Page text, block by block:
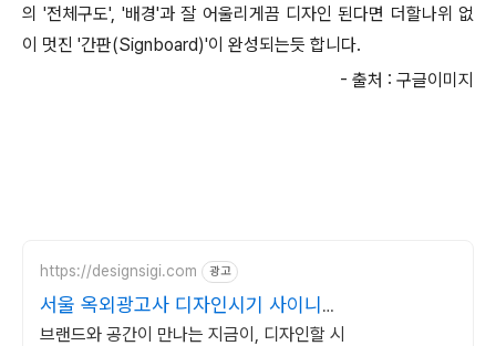
의 '전체구도', '배경'과 잘 어울리게끔 디자인 된다면 더할나위 없
이 멋진 '간판(Signboard)'이 완성되는듯 합니다.
- 출처 : 구글이미지
https://designsigi.com 광고
서울 옥외광고사 디자인시기 사이니지
전문
브랜드와 공간이 만나는 지금이, 디자인할 시